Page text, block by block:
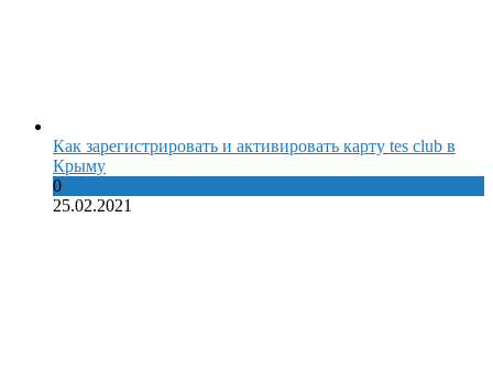
Как зарегистрировать и активировать карту tes club в
Крыму
0
25.02.2021